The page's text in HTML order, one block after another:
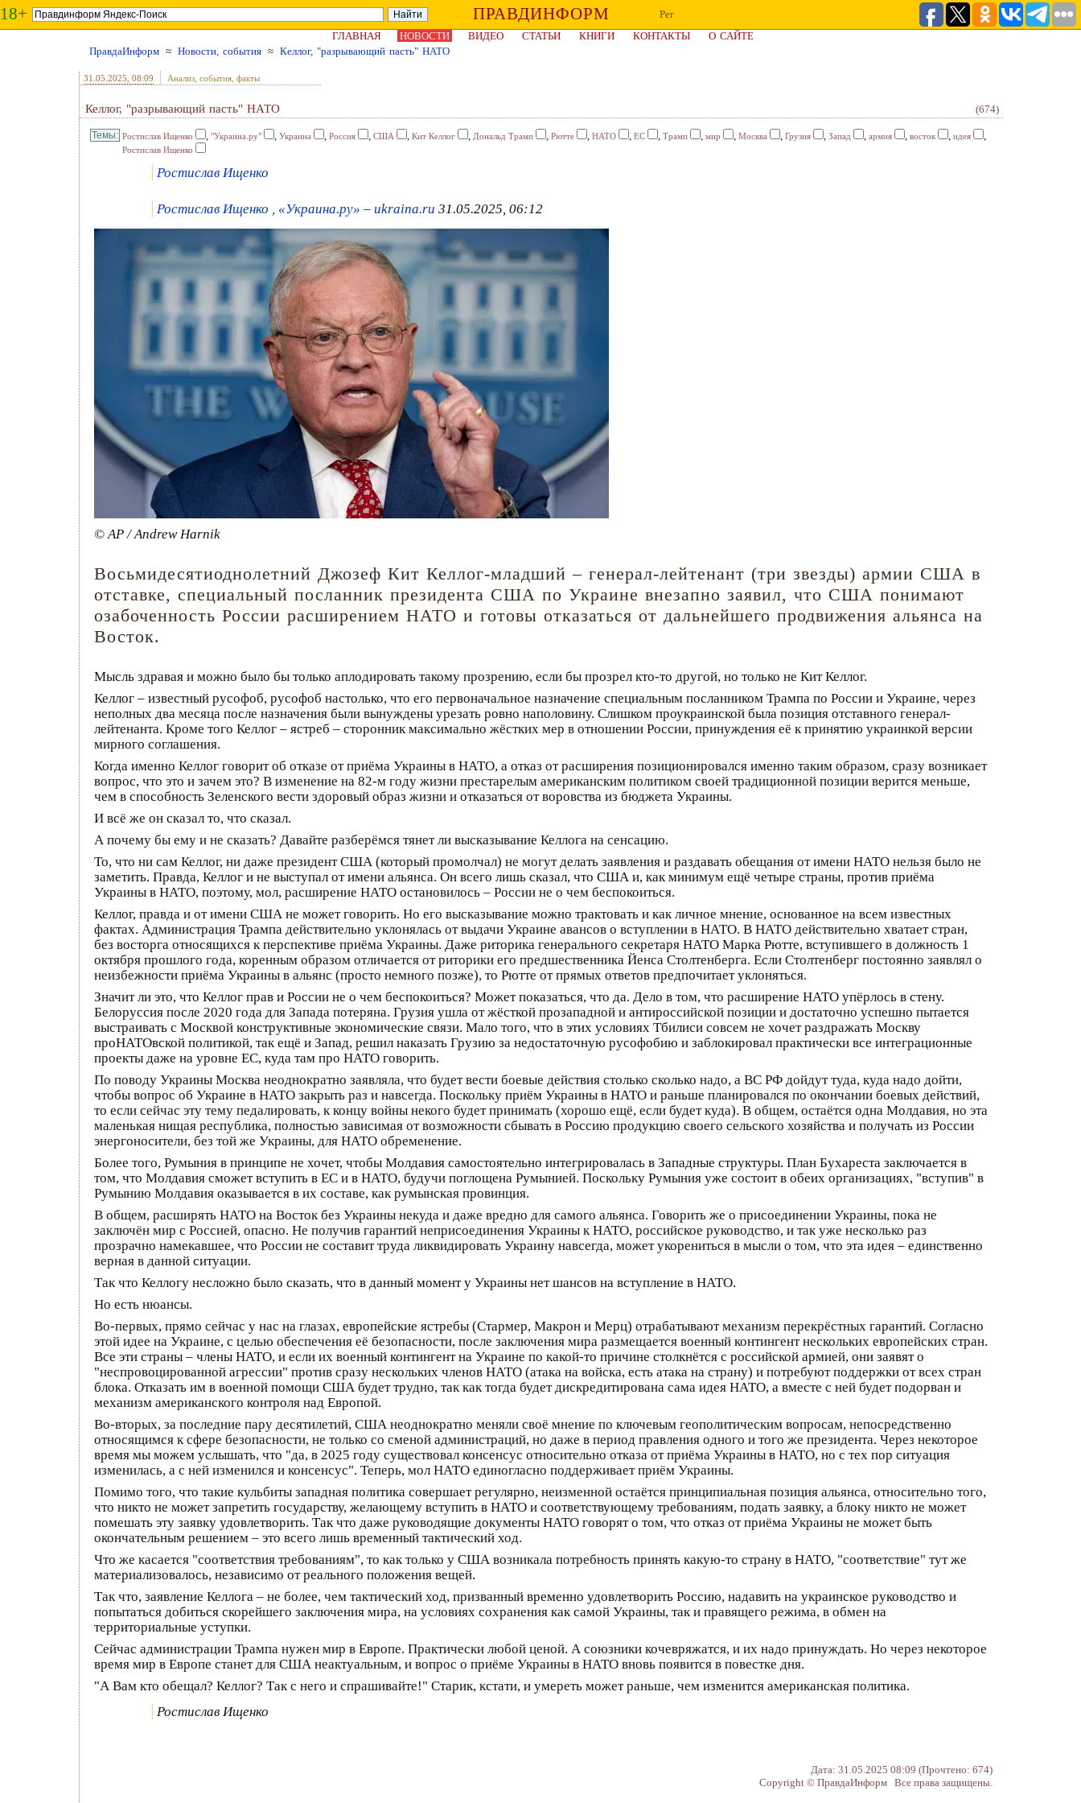
18+ ПРАВДИНФОРМ
Рег
ГЛАВНАЯ
НОВОСТИ ВИДЕО СТАТЬИ КНИГИ КОНТАКТЫ
О САЙТЕ
ПравдаИнформ ≈ Новости, события ≈ Келлог, "разрывающий пасть" НАТО
31.05.2025 , 08:09 Анализ, события, факты
Келлог, "разрывающий пасть" НАТО (674)
Ростислав Ищенко , "Украина.ру" , Украина , Россия , США , Кит Келлог , Дональд Трамп , Рютте , НАТО , ЕС , Трамп , мир , Москва , Грузия , Запад , армия , восток , идея ,
Ростислав Ищенко
Ростислав Ищенко
Ростислав Ищенко , «Украина.ру» – ukraina.ru 31.05.2025, 06:12
© AP / Andrew Harnik
Восьмидесятиоднолетний Джозеф Кит Келлог-младший – генерал-лейтенант (три звезды) армии США в
отставке, специальный посланник президента США по Украине внезапно заявил, что США понимают
озабоченность России расширением НАТО и готовы отказаться от дальнейшего продвижения альянса на
Восток.
Мысль здравая и можно было бы только аплодировать такому прозрению, если бы прозрел кто-то другой, но только не Кит Келлог.
Келлог – известный русофоб, русофоб настолько, что его первоначальное назначение специальным посланником Трампа по России и Украине, через
неполных два месяца после назначения были вынуждены урезать ровно наполовину. Слишком проукраинской была позиция отставного генерал-
лейтенанта. Кроме того Келлог – ястреб – сторонник максимально жёстких мер в отношении России, принуждения её к принятию украинкой версии
мирного соглашения.
Когда именно Келлог говорит об отказе от приёма Украины в НАТО, а отказ от расширения позиционировался именно таким образом, сразу возникает
вопрос, что это и зачем это? В изменение на 82-м году жизни престарелым американским политиком своей традиционной позиции верится меньше,
чем в способность Зеленского вести здоровый образ жизни и отказаться от воровства из бюджета Украины.
И всё же он сказал то, что сказал.
А почему бы ему и не сказать? Давайте разберёмся тянет ли высказывание Келлога на сенсацию.
То, что ни сам Келлог, ни даже президент США (который промолчал) не могут делать заявления и раздавать обещания от имени НАТО нельзя было не
заметить. Правда, Келлог и не выступал от имени альянса. Он всего лишь сказал, что США и, как минимум ещё четыре страны, против приёма
Украины в НАТО, поэтому, мол, расширение НАТО остановилось – России не о чем беспокоиться.
Келлог, правда и от имени США не может говорить. Но его высказывание можно трактовать и как личное мнение, основанное на всем известных
фактах. Администрация Трампа действительно уклонялась от выдачи Украине авансов о вступлении в НАТО. В НАТО действительно хватает стран,
без восторга относящихся к перспективе приёма Украины. Даже риторика генерального секретаря НАТО Марка Рютте, вступившего в должность 1
октября прошлого года, коренным образом отличается от риторики его предшественника Йенса Столтенберга. Если Столтенберг постоянно заявлял о
неизбежности приёма Украины в альянс (просто немного позже), то Рютте от прямых ответов предпочитает уклоняться.
Значит ли это, что Келлог прав и России не о чем беспокоиться? Может показаться, что да. Дело в том, что расширение НАТО упёрлось в стену.
Белоруссия после 2020 года для Запада потеряна. Грузия ушла от жёсткой прозападной и антироссийской позиции и достаточно успешно пытается
выстраивать с Москвой конструктивные экономические связи. Мало того, что в этих условиях Тбилиси совсем не хочет раздражать Москву
проНАТОвской политикой, так ещё и Запад, решил наказать Грузию за недостаточную русофобию и заблокировал практически все интеграционные
проекты даже на уровне ЕС, куда там про НАТО говорить.
По поводу Украины Москва неоднократно заявляла, что будет вести боевые действия столько сколько надо, а ВС РФ дойдут туда, куда надо дойти,
чтобы вопрос об Украине в НАТО закрыть раз и навсегда. Поскольку приём Украины в НАТО и раньше планировался по окончании боевых действий,
то если сейчас эту тему педалировать, к концу войны некого будет принимать (хорошо ещё, если будет куда). В общем, остаётся одна Молдавия, но эта
маленькая нищая республика, полностью зависимая от возможности сбывать в Россию продукцию своего сельского хозяйства и получать из России
энергоносители, без той же Украины, для НАТО обременение.
Более того, Румыния в принципе не хочет, чтобы Молдавия самостоятельно интегрировалась в Западные структуры. План Бухареста заключается в
том, что Молдавия сможет вступить в ЕС и в НАТО, будучи поглощена Румынией. Поскольку Румыния уже состоит в обеих организациях, "вступив" в
Румынию Молдавия оказывается в их составе, как румынская провинция.
В общем, расширять НАТО на Восток без Украины некуда и даже вредно для самого альянса. Говорить же о присоединении Украины, пока не
заключён мир с Россией, опасно. Не получив гарантий неприсоединения Украины к НАТО, российское руководство, и так уже несколько раз
прозрачно намекавшее, что России не составит труда ликвидировать Украину навсегда, может укорениться в мысли о том, что эта идея – единственно
верная в данной ситуации.
Так что Келлогу несложно было сказать, что в данный момент у Украины нет шансов на вступление в НАТО.
Но есть нюансы.
Во-первых, прямо сейчас у нас на глазах, европейские ястребы (Стармер, Макрон и Мерц) отрабатывают механизм перекрёстных гарантий. Согласно
этой идее на Украине, с целью обеспечения её безопасности, после заключения мира размещается военный контингент нескольких европейских стран.
Все эти страны – члены НАТО, и если их военный контингент на Украине по какой-то причине столкнётся с российской армией, они заявят о
"неспровоцированной агрессии" против сразу нескольких членов НАТО (атака на войска, есть атака на страну) и потребуют поддержки от всех стран
блока. Отказать им в военной помощи США будет трудно, так как тогда будет дискредитирована сама идея НАТО, а вместе с ней будет подорван и
механизм американского контроля над Европой.
Во-вторых, за последние пару десятилетий, США неоднократно меняли своё мнение по ключевым геополитическим вопросам, непосредственно
относящимся к сфере безопасности, не только со сменой администраций, но даже в период правления одного и того же президента. Через некоторое
время мы можем услышать, что "да, в 2025 году существовал консенсус относительно отказа от приёма Украины в НАТО, но с тех пор ситуация
изменилась, а с ней изменился и консенсус". Теперь, мол НАТО единогласно поддерживает приём Украины.
Помимо того, что такие кульбиты западная политика совершает регулярно, неизменной остаётся принципиальная позиция альянса, относительно того,
что никто не может запретить государству, желающему вступить в НАТО и соответствующему требованиям, подать заявку, а блоку никто не может
помешать эту заявку удовлетворить. Так что даже руководящие документы НАТО говорят о том, что отказ от приёма Украины не может быть
окончательным решением – это всего лишь временный тактический ход.
Что же касается "соответствия требованиям", то как только у США возникала потребность принять какую-то страну в НАТО, "соответствие" тут же
материализовалось, независимо от реального положения вещей.
Так что, заявление Келлога – не более, чем тактический ход, призванный временно удовлетворить Россию, надавить на украинское руководство и
попытаться добиться скорейшего заключения мира, на условиях сохранения как самой Украины, так и правящего режима, в обмен на
территориальные уступки.
Сейчас администрации Трампа нужен мир в Европе. Практически любой ценой. А союзники кочевряжатся, и их надо принуждать. Но через некоторое
время мир в Европе станет для США неактуальным, и вопрос о приёме Украины в НАТО вновь появится в повестке дня.
"А Вам кто обещал? Келлог? Так с него и спрашивайте!" Старик, кстати, и умереть может раньше, чем изменится американская политика.
Ростислав Ищенко
Дата: 31.05.2025 08:09 (Прочтено: 674)
Copyright © ПравдаИнформ Все права защищены.